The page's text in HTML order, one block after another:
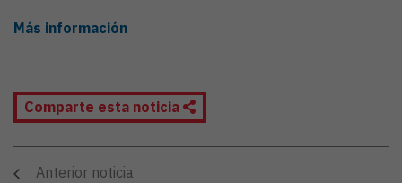
Más información
Comparte esta noticia
Anterior noticia